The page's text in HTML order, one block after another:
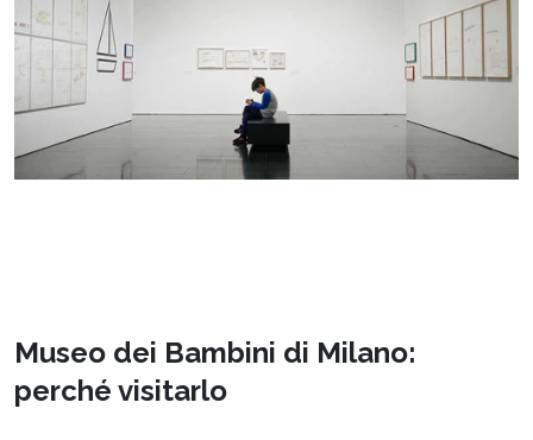
Museo dei Bambini di Milano:
perché visitarlo